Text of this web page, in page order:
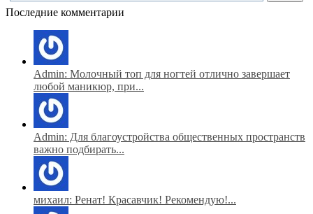
Последние комментарии
Admin: Молочный топ для ногтей отлично завершает
любой маникюр, при...
Admin: Для благоустройства общественных пространств
важно подбирать...
михаил: Ренат! Красавчик! Рекомендую!...